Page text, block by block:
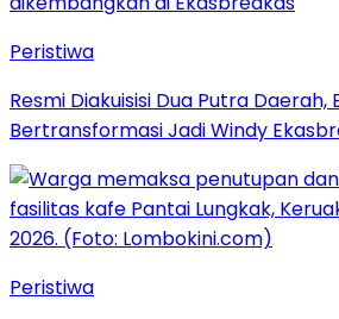
Peristiwa
Resmi Diakuisisi Dua Putra Daerah,
Bertransformasi Jadi Windy
Peristiwa